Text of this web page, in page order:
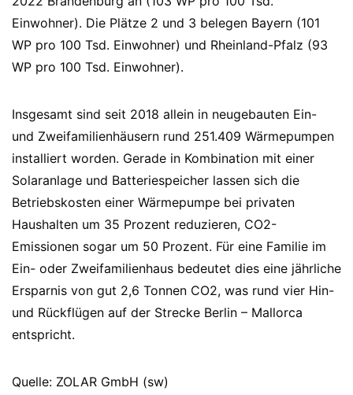
Einwohner). Die Plätze 2 und 3 belegen Bayern (101
WP pro 100 Tsd. Einwohner) und Rheinland-Pfalz (93
WP pro 100 Tsd. Einwohner).
Insgesamt sind seit 2018 allein in neugebauten Ein-
und Zweifamilienhäusern rund 251.409 Wärmepumpen
installiert worden. Gerade in Kombination mit einer
Solaranlage und Batteriespeicher lassen sich die
Betriebskosten einer Wärmepumpe bei privaten
Haushalten um 35 Prozent reduzieren, CO2-
Emissionen sogar um 50 Prozent. Für eine Familie im
Ein- oder Zweifamilienhaus bedeutet dies eine jährliche
Ersparnis von gut 2,6 Tonnen CO2, was rund vier Hin-
und Rückflügen auf der Strecke Berlin – Mallorca
entspricht.
Quelle: ZOLAR GmbH (sw)